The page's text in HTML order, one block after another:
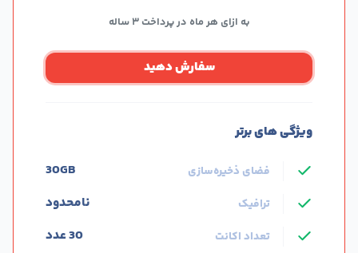
به ازای هر ماه در پرداخت ۳ ساله
سفارش دهید
ویژگی های برتر
فضای ذخیره‌سازی 30GB
ترافیک نامحدود
تعداد اکانت 30 عدد